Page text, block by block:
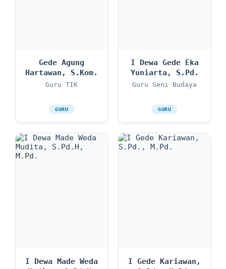
Gede Agung
Hartawan, S.Kom.
Guru TIK
GURU
I Dewa Gede Eka
Yuniarta, S.Pd.
Guru Seni Budaya
GURU
I Dewa Made Weda
I Gede Kariawan,